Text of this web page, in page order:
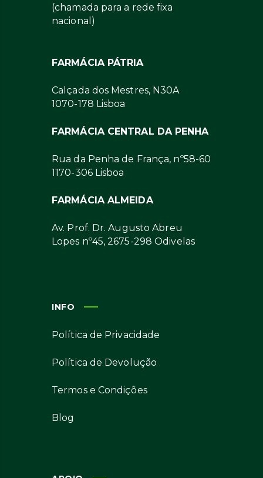
(chamada para a rede fixa
nacional)
FARMÁCIA PÁTRIA
Calçada dos Mestres, N30A
1070-178 Lisboa
FARMÁCIA CENTRAL DA PENHA
Rua da Penha de França, nº58-60
1170-306 Lisboa
FARMÁCIA ALMEIDA
Av. Prof. Dr. Augusto Abreu
Lopes nº45, 2675-298 Odivelas
INFO
Política de Privacidade
Política de Devolução
Termos e Condições
Blog